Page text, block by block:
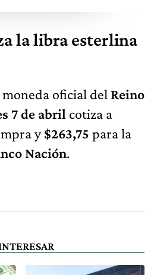
la libra esterlina
moneda oficial del Reino
7 de abril cotiza a
y$263,75 para la
Nación.